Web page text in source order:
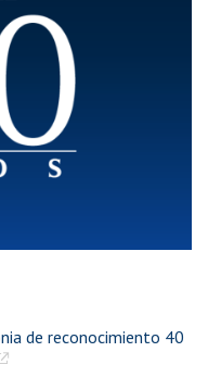
de reconocimiento 40